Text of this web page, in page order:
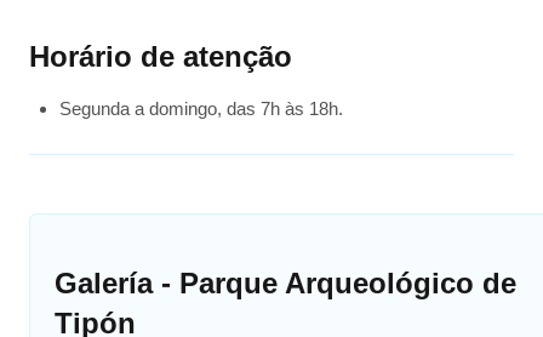
Horário de atenção
Segunda a domingo, das 7h às 18h.
Galería - Parque Arqueológico de
Tipón